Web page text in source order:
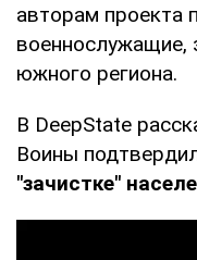
авторам проекта
военнослужащие,
южного региона.
В DeepState
Воины
"зачистке"